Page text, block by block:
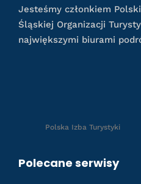
Jesteśmy członkiem
Śląskiej Organizacji
największymi biurami
Polska Izba Turystyki
Polecane serwisy